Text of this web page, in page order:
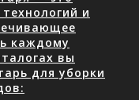
и
каждому
вы
для уборки